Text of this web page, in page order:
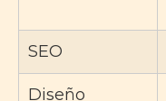
SEO
Diseño